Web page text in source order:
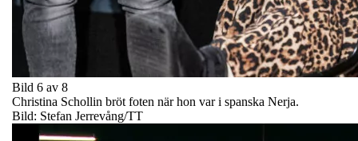
Bild 6 av 8
Christina Schollin bröt foten när hon var i spanska Nerja.
Bild: Stefan Jerrevång/TT